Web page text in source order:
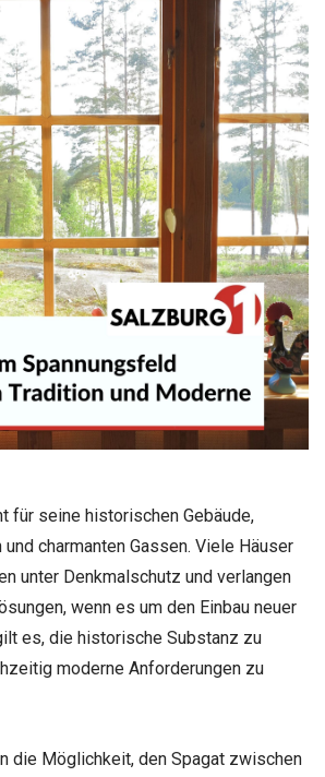
für seine historischen Gebäude,
charmanten Gassen. Viele Häuser
unter Denkmalschutz und verlangen
wenn es um den Einbau neuer
es, die historische Substanz zu
moderne Anforderungen zu
die Möglichkeit, den Spagat zwischen